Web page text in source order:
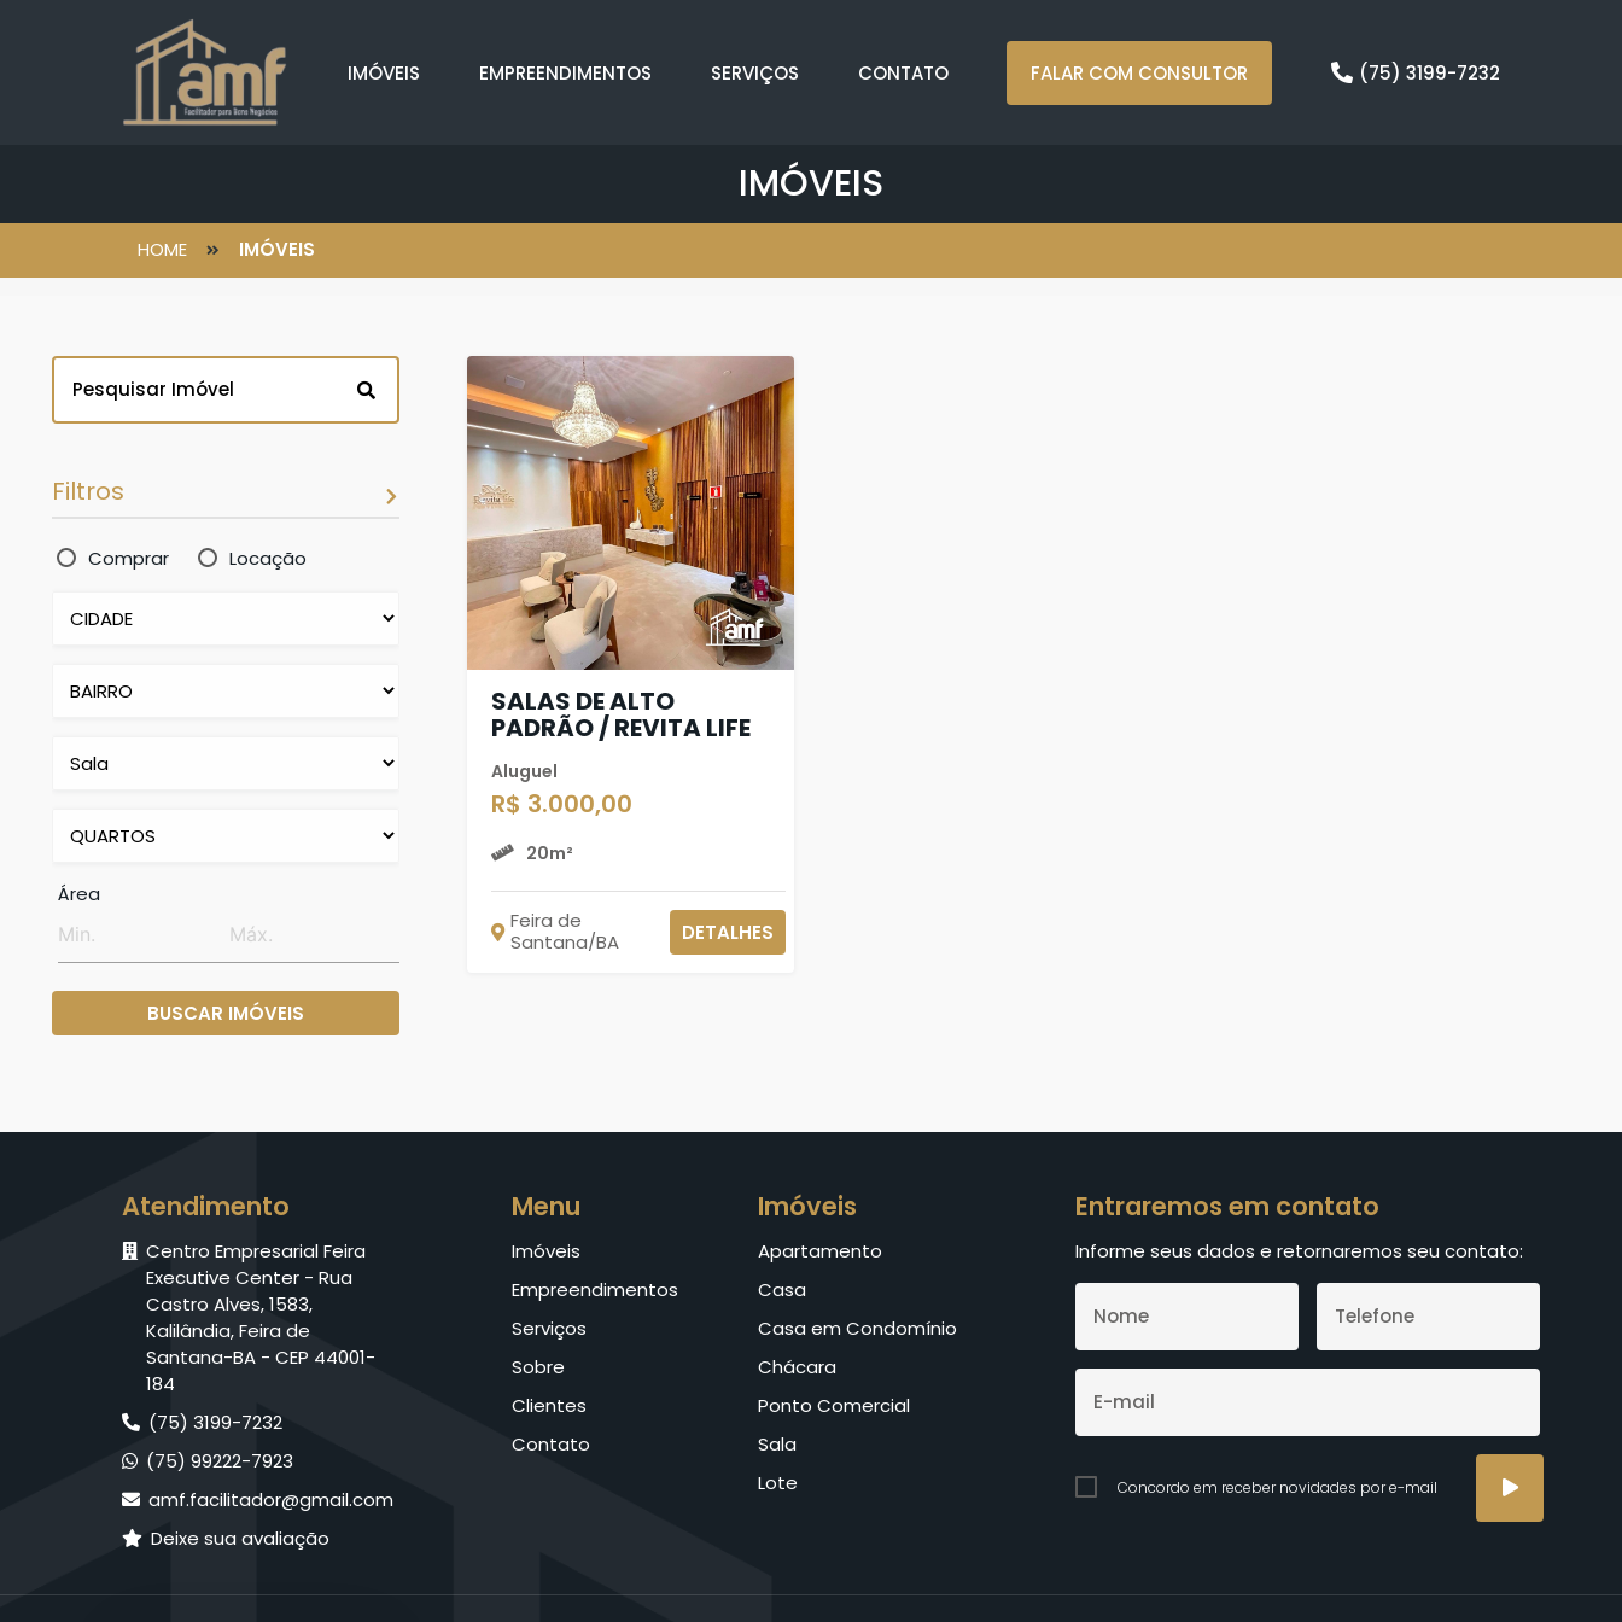
IMÓVEIS EMPREENDIMENTOS SERVIÇOS CONTATO FALAR COM CONSULTOR (75) 3199-7232
IMÓVEIS
HOME IMÓVEIS
Filtros
Comprar Locação
Área
BUSCAR IMÓVEIS
SALAS DE ALTO
PADRÃO / REVITA LIFE
Aluguel
R$ 3.000,00
20m²
Feira de
Santana/BA
DETALHES
Atendimento
Centro Empresarial Feira
Executive Center - Rua
Castro Alves, 1583,
Kalilândia, Feira de
Santana-BA - CEP 44001-
184
(75) 3199-7232
(75) 99222-7923
amf.facilitador@gmail.com
Deixe sua avaliação
Menu
Imóveis
Empreendimentos
Serviços
Sobre
Clientes
Contato
Imóveis
Apartamento
Casa
Casa em Condomínio
Chácara
Ponto Comercial
Sala
Lote
Entraremos em contato
Informe seus dados e retornaremos seu contato:
Concordo em receber novidades por e-mail